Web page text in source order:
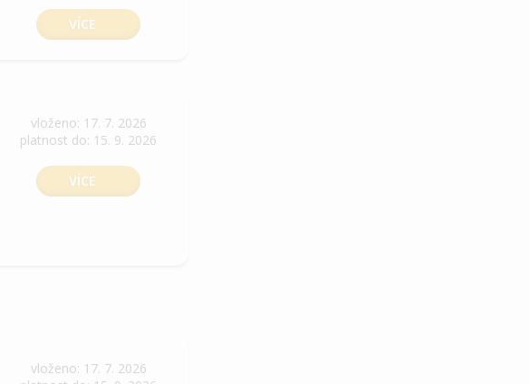
VÍCE
vloženo: 17. 7. 2026
platnost do: 15. 9. 2026
VÍCE
vloženo: 17. 7. 2026